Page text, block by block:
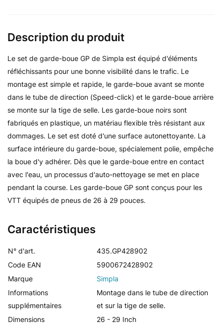
Caractéristiques
N° d'art.
435.GP428902
Code EAN
5900672428902
Marque
Simpla
Informations
supplémentaires
Montage dans le tube de direction
et sur la tige de selle.
Dimensions
26 - 29 Inch
Description du produit
Le set de garde-boue GP de Simpla est équipé d'éléments
réfléchissants pour une bonne visibilité dans le trafic. Le
montage est simple et rapide, le garde-boue avant se monte
dans le tube de direction (Speed-click) et le garde-boue arrière
se monte sur la tige de selle. Les garde-boue noirs sont
fabriqués en plastique, un matériau flexible très résistant aux
dommages. Le set est doté d'une surface autonettoyante. La
surface intérieure du garde-boue, spécialement polie, empêche
la boue d'y adhérer. Dès que le garde-boue entre en contact
avec l'eau, un processus d'auto-nettoyage se met en place
pendant la course. Les garde-boue GP sont conçus pour les
VTT équipés de pneus de 26 à 29 pouces.